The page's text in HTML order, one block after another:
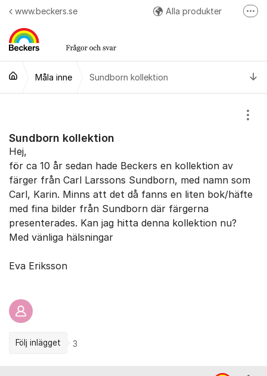
Hoppa till innehåll
www.beckers.se Alla produkter
Easy Colour App
Måla inne Sundborn kollektion
Sundborn kollektion
Hej,
för ca 10 år sedan hade Beckers en kollektion av
färger från Carl Larssons Sundborn, med namn som
Carl, Karin. Minns att det då fanns en liten bok/häfte
med fina bilder från Sundborn där färgerna
presenterades. Kan jag hitta denna kollektion nu?
Med vänliga hälsningar
Eva Eriksson
Följ inlägget 3